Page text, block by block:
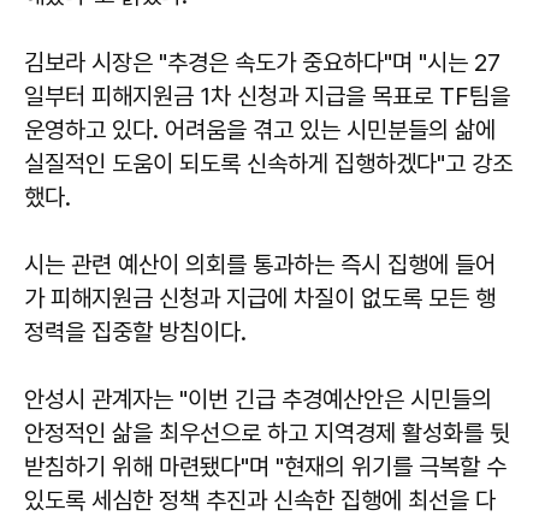
김보라 시장은 "추경은 속도가 중요하다"며 "시는 27
일부터 피해지원금 1차 신청과 지급을 목표로 TF팀을
운영하고 있다. 어려움을 겪고 있는 시민분들의 삶에
실질적인 도움이 되도록 신속하게 집행하겠다"고 강조
했다.
시는 관련 예산이 의회를 통과하는 즉시 집행에 들어
가 피해지원금 신청과 지급에 차질이 없도록 모든 행
정력을 집중할 방침이다.
안성시 관계자는 "이번 긴급 추경예산안은 시민들의
안정적인 삶을 최우선으로 하고 지역경제 활성화를 뒷
받침하기 위해 마련됐다"며 "현재의 위기를 극복할 수
있도록 세심한 정책 추진과 신속한 집행에 최선을 다